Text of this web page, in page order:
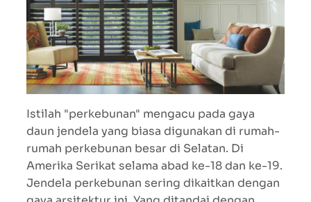
Istilah "perkebunan" mengacu pada gaya
daun jendela yang biasa digunakan di rumah-
rumah perkebunan besar di Selatan. Di
Amerika Serikat selama abad ke-18 dan ke-19.
Jendela perkebunan sering dikaitkan dengan